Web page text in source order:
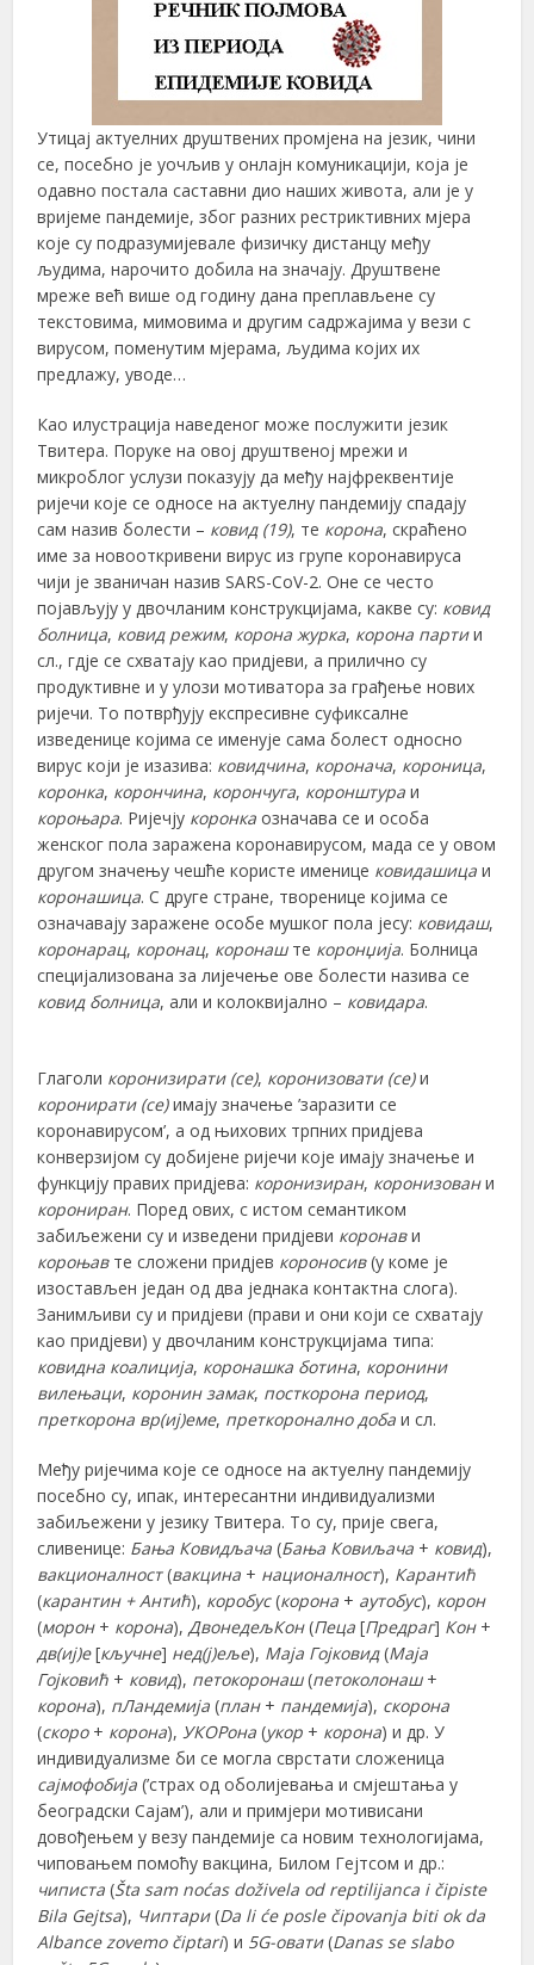
Утицај актуелних друштвених промјена на језик, чини
се, посебно је уочљив у онлајн комуникацији, која је
одавно постала саставни дио наших живота, али је у
вријеме пандемије, због разних рестриктивних мјера
које су подразумијевале физичку дистанцу међу
људима, нарочито добила на значају. Друштвене
мреже већ више од годину дана преплављене су
текстовима, мимовима и другим садржајима у вези с
вирусом, поменутим мјерама, људима којих их
предлажу, уводе…
Као илустрација наведеног може послужити језик
Твитера. Поруке на овој друштвеној мрежи и
микроблог услузи показују да међу најфреквентије
ријечи које се односе на актуелну пандемију спадају
сам назив болести – ковид (19), те корона, скраћено
име за новооткривени вирус из групе коронавируса
чији је званичан назив SARS-CoV-2. Оне се често
појављују у двочланим конструкцијама, какве су: ковид
болница, ковид режим, корона журка, корона партии
сл., гдје се схватају као придјеви, а прилично су
продуктивне и у улози мотиватора за грађење нових
ријечи. То потврђују експресивне суфиксалне
изведенице којима се именује сама болест односно
вирус који је изазива: ковидчина, коронача, короница,
коронка, корончина, корончуга, коронштура и
короњара. Ријечју коронка означава се и особа
женског пола заражена коронавирусом, мада се у овом
другом значењу чешће користе именице ковидашица и
коронашица. С друге стране, творенице којима се
означавају заражене особе мушког пола јесу: ковидаш,
коронарац, коронац, коронаште коронџија. Болница
специјализована за лијечење ове болести назива се
ковид болница, али и колоквијално – ковидара.
Глаголи коронизирати (се), коронизовати (се)и
коронирати (се)имају значење ’заразити се
коронавирусом’, а од њихових трпних придјева
конверзијом су добијене ријечи које имају значење и
функцију правих придјева: коронизиран, коронизовани
корониран. Поред ових, с истом семантиком
забиљежени су и изведени придјеви коронави
короњавте сложени придјев короносив(у коме је
изостављен један од два једнака контактна слога).
Занимљиви су и придјеви (прави и они који се схватају
као придјеви) у двочланим конструкцијама типа:
ковидна коалиција, коронашка ботина, коронини
вилењаци, коронин замак, посткорона период,
преткорона вр(иј)еме, преткоронално доба и сл.
Међу ријечима које се односе на актуелну пандемију
посебно су, ипак, интересантни индивидуализми
забиљежени у језику Твитера. То су, прије свега,
сливенице: Бања Ковидљача (Бања Ковиљача + ковид),
вакционалност(вакцина + националност), Карантић
(карантин + Антић), коробус(корона + аутобус), корон
(морон + корона), ДвонедељКон(Пеца [Предраг] Кон+
дв(иј)е[кључне] нед(ј)еље), Маја Гојковид(Маја
Гојковић + ковид), петокоронаш(петоколонаш+
корона), пЛандемија (план + пандемија), скоронa
(скоро + корона), УКОРона (укор + корона) и др. У
индивидуализме би се могла сврстати сложеница
сајмофобија (’страх од оболијевања и смјештања у
београдски Сајам’), али и примјери мотивисани
довођењем у везу пандемије са новим технологијама,
чиповањем помоћу вакцина, Билом Гејтсом и др.:
чиписта (Šta sam noćas doživela od reptilijanca i čipiste
Bila Gejtsa), Чиптари(Da li će posle čipovanja biti ok da
Albance zovemo čiptari) и 5G-овати(Danas se slabo